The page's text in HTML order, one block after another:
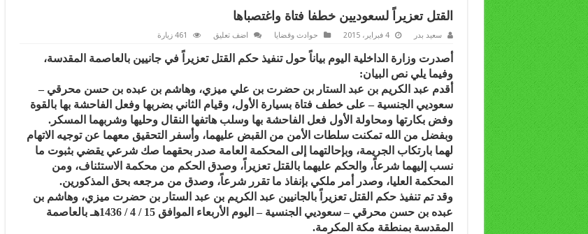
القتل تعزيراً لسعوديين خطفا فتاة واغتصباها
سعيد بدر 4 فبراير، 2015 حوادث وقضايا اضف تعليق 461 زيارة
أصدرت وزارة الداخلية اليوم بياناً حول تنفيذ حكم القتل تعزيراً في جانيين بالعاصمة المقدسة،
وفيما يلي نص البيان:
أقدم عبد الكريم بن عبد الستار بن حضرت بن علي ميزي، وهاشم بن عبده بن حسن محرقي –
سعوديي الجنسية – على خطف فتاة بسيارة الأول، وقيام الثاني بضربها وفعل الفاحشة بها بالقوة
وفض بكارتها ومحاولة الأول فعل الفاحشة بها وسلب هاتفها النقال وحليها وشربهما المسكر.
وبفضل من الله تمكنت سلطات الأمن من القبض عليهما، وأسفر التحقيق معهما عن توجيه الاتهام
لهما بارتكاب الجريمة، وبإحالتهما إلى المحكمة العامة صدر بحقهما صك شرعي يقضي بثبوت ما
نسب إليهما شرعاً، والحكم عليهما بالقتل تعزيراً، وصدق الحكم من محكمة الاستئناف، ومن
المحكمة العليا، وصدر أمر ملكي بإنفاذ ما تقرر شرعاً، وصدق من مرجعه بحق المذكورين.
وقد تم تنفيذ حكم القتل تعزيراً بالجانيين عبد الكريم بن عبد الستار بن حضرت ميزي، وهاشم بن
عبده بن حسن محرقي – سعوديي الجنسية – اليوم الأربعاء الموافق 15 / 4 / 1436هـ بالعاصمة
المقدسة بمنطقة مكة المكرمة.